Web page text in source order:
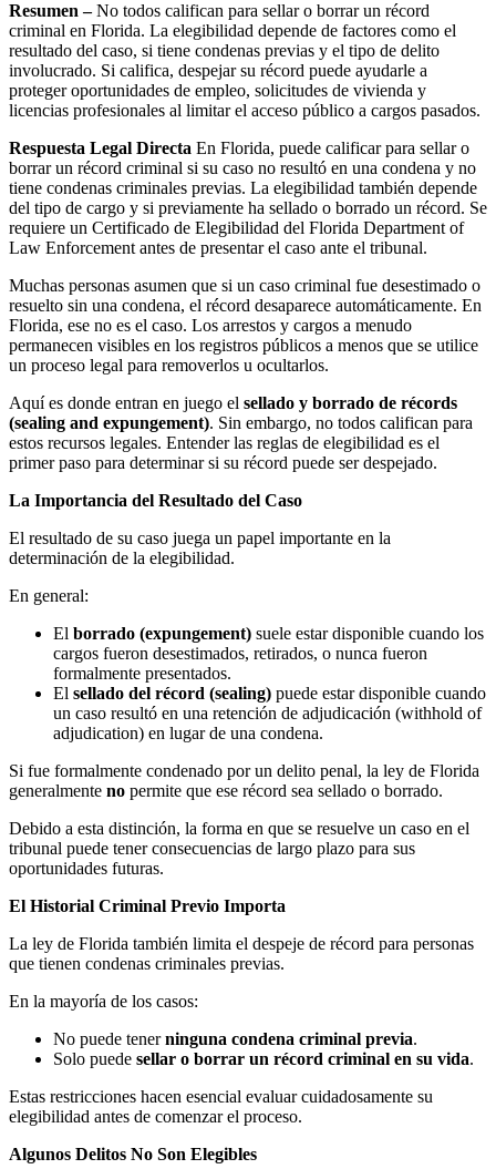
Resumen –No todos califican para sellar o borrar un récord
criminal en Florida. La elegibilidad depende de factores como el
resultado del caso, si tiene condenas previas y el tipo de delito
involucrado. Si califica, despejar su récord puede ayudarle a
proteger oportunidades de empleo, solicitudes de vivienda y
licencias profesionales al limitar el acceso público a cargos pasados.
Respuesta Legal Directa En Florida, puede calificar para sellar o
borrar un récord criminal si su caso no resultó en una condena y no
tiene condenas criminales previas. La elegibilidad también depende
del tipo de cargo y si previamente ha sellado o borrado un récord. Se
requiere un Certificado de Elegibilidad del Florida Department of
Law Enforcement antes de presentar el caso ante el tribunal.
Muchas personas asumen que si un caso criminal fue desestimado o
resuelto sin una condena, el récord desaparece automáticamente. En
Florida, ese no es el caso. Los arrestos y cargos a menudo
permanecen visibles en los registros públicos a menos que se utilice
un proceso legal para removerlos u ocultarlos.
Aquí es donde entran en juego el sellado y borrado de récords
(sealing and expungement). Sin embargo, no todos califican para
estos recursos legales. Entender las reglas de elegibilidad es el
primer paso para determinar si su récord puede ser despejado.
La Importancia del Resultado del Caso
El resultado de su caso juega un papel importante en la
determinación de la elegibilidad.
En general:
El borrado (expungement) suele estar disponible cuando los
cargos fueron desestimados, retirados, o nunca fueron
formalmente presentados.
El sellado del récord (sealing) puede estar disponible cuando
un caso resultó en una retención de adjudicación (withhold of
adjudication) en lugar de una condena.
Si fue formalmente condenado por un delito penal, la ley de Florida
generalmente no permite que ese récord sea sellado o borrado.
Debido a esta distinción, la forma en que se resuelve un caso en el
tribunal puede tener consecuencias de largo plazo para sus
oportunidades futuras.
El Historial Criminal Previo Importa
La ley de Florida también limita el despeje de récord para personas
que tienen condenas criminales previas.
En la mayoría de los casos:
No puede tenerninguna condena criminal previa.
Solo puede sellar o borrar un récord criminal en su vida.
Estas restricciones hacen esencial evaluar cuidadosamente su
elegibilidad antes de comenzar el proceso.
Algunos Delitos No Son Elegibles